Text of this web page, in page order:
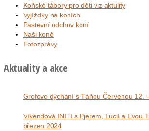
Koňské tábory pro děti viz aktulity
Vyjížďky na koních
Pastevní odchov koní
Naši koně
Fotozprávy
Aktuality a akce
Grofovo dýchání s Táňou Červenou 12.
Víkendová INITI s Pjerem, Lucií a Evou
březen 2024